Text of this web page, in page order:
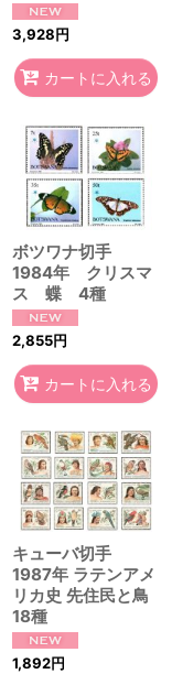
3,928円
カートに入れる
ボツワナ切手
1984年 クリスマ
ス 蝶 4種
2,855円
カートに入れる
キューバ切手
1987年 ラテンアメ
リカ史 先住民と鳥
18種
1,892円